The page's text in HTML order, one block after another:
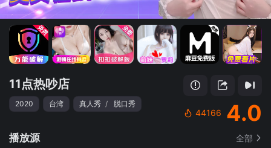
11点热吵店
2020 台湾 真人秀 / 脱口秀
44166 4.0
播放源 全部